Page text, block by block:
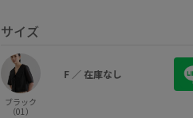
サイズ
ブラック
（01）
F ／ 在庫なし